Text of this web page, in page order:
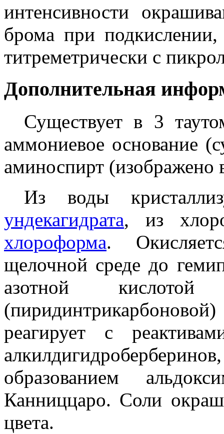
интенсивности
брома при
титреметрически с
Дополнительная
Существует в 3
аммониевое основание
аминоспирт (изображено
Из воды
ундекагидрата, из
хлороформа.
щелочной среде до
азотной
реагирует с
образованием
Канниццаро. Соли
цвета.